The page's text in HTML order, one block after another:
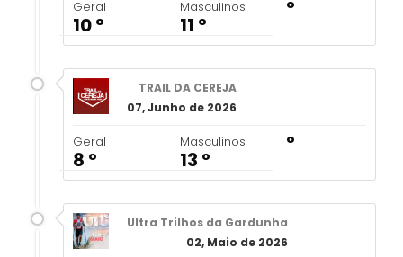
Geral
10 º
Masculinos
11 º
º
TRAIL DA CEREJA
07, Junho de 2026
Geral
8 º
Masculinos
13 º
º
Ultra Trilhos da Gardunha
02, Maio de 2026